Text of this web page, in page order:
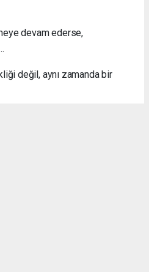
devam ederse,
değil, aynı zamanda bir